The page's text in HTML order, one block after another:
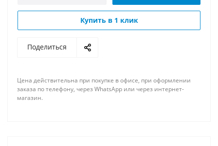
Купить в 1 клик
Поделиться
Цена действительна при покупке в офисе, при оформлении
заказа по телефону, через WhatsApp или через интернет-
магазин.